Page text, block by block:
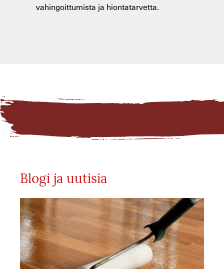
vahingoittumista ja hiontatarvetta.
Blogi ja uutisia